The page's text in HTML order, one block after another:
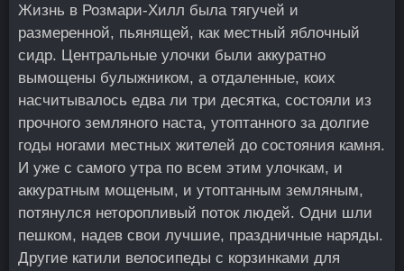
Жизнь в Розмари-Хилл была тягучей и
размеренной, пьянящей, как местный яблочный
сидр. Центральные улочки были аккуратно
вымощены булыжником, а отдаленные, коих
насчитывалось едва ли три десятка, состояли из
прочного земляного наста, утоптанного за долгие
годы ногами местных жителей до состояния камня.
И уже с самого утра по всем этим улочкам, и
аккуратным мощеным, и утоптанным земляным,
потянулся неторопливый поток людей. Одни шли
пешком, надев свои лучшие, праздничные наряды.
Другие катили велосипеды с корзинками для